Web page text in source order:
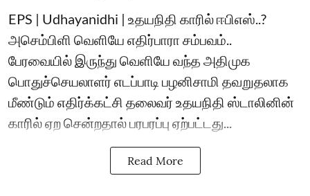
EPS | Udhayanidhi | உதயநிதி காரில் ஈபிஎஸ்..?
அசெம்பிளி வெளியே எதிர்பாரா சம்பவம்..
பேரவையில் இருந்து வெளியே வந்த அதிமுக
பொதுச்செயலாளர் எடப்பாடி பழனிசாமி தவறுதலாக
மீண்டும் எதிர்க்கட்சி தலைவர் உதயநிதி ஸ்டாலினின்
காரில் ஏற சென்றதால் பரபரப்பு ஏற்பட்டது...
Read More